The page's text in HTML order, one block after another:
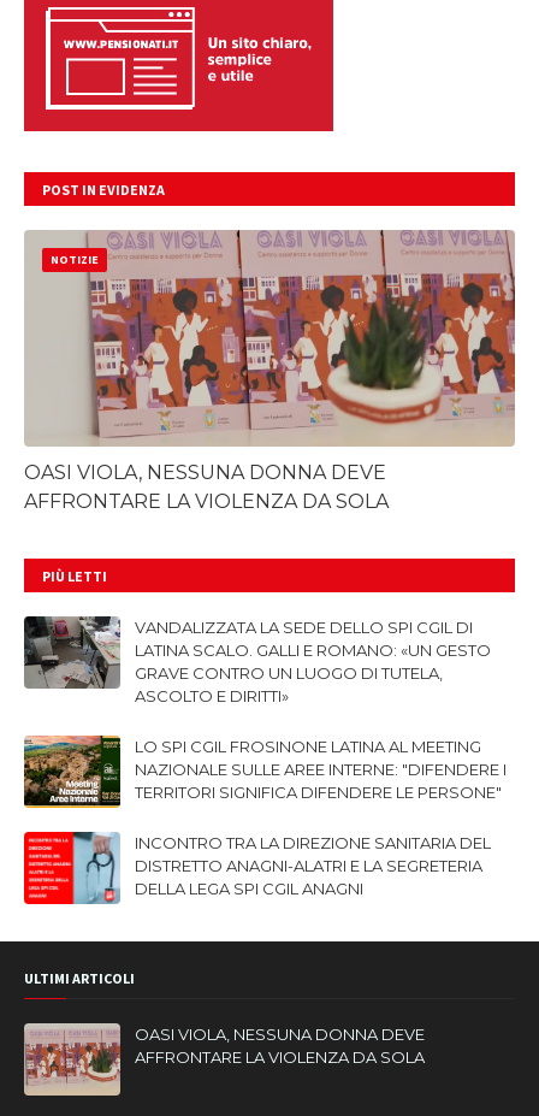
POST IN EVIDENZA
NOTIZIE
OASI VIOLA, NESSUNA DONNA DEVE
AFFRONTARE LA VIOLENZA DA SOLA
PIÙ LETTI
VANDALIZZATA LA SEDE DELLO SPI CGIL DI
LATINA SCALO. GALLI E ROMANO: «UN GESTO
GRAVE CONTRO UN LUOGO DI TUTELA,
ASCOLTO E DIRITTI»
LO SPI CGIL FROSINONE LATINA AL MEETING
NAZIONALE SULLE AREE INTERNE: "DIFENDERE I
TERRITORI SIGNIFICA DIFENDERE LE PERSONE"
INCONTRO TRA LA DIREZIONE SANITARIA DEL
DISTRETTO ANAGNI-ALATRI E LA SEGRETERIA
DELLA LEGA SPI CGIL ANAGNI
ULTIMI ARTICOLI
OASI VIOLA, NESSUNA DONNA DEVE
AFFRONTARE LA VIOLENZA DA SOLA